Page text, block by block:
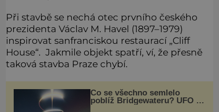
Při stavbě se nechá otec prvního českého
prezidenta Václav M. Havel (1897–1979)
inspirovat sanfranciskou restaurací „Cliff
House“. Jakmile objekt spatří, ví, že přesně
taková stavba Praze chybí.
Co se všechno semlelo
poblíž Bridgewateru? UFO na